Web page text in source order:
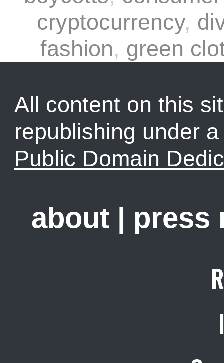
cryptocurrency,
fashion, green
All content on this
republishing under
Public Domain
about | press